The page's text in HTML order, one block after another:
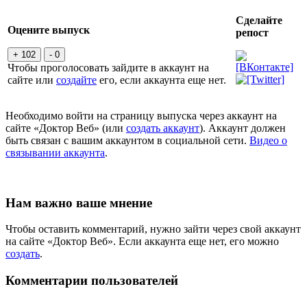
Оцените выпуск
+ 102 - 0
Чтобы проголосовать зайдите в аккаунт на
сайте или создайте его, если аккаунта еще нет.
Сделайте
репост
Необходимо войти на страницу выпуска через аккаунт на
сайте «Доктор Веб» (или создать аккаунт). Аккаунт должен
быть связан с вашим аккаунтом в социальной сети. Видео о
связывании аккаунта.
Нам важно ваше мнение
Чтобы оставить комментарий, нужно зайти через свой аккаунт
на сайте «Доктор Веб». Если аккаунта еще нет, его можно
создать.
Комментарии пользователей